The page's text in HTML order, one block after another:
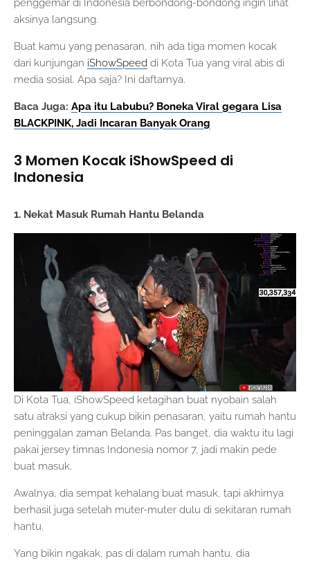
penggemar di Indonesia berbondong-bondong ingin lihat
aksinya langsung.
Buat kamu yang penasaran, nih ada tiga momen kocak
dari kunjungan iShowSpeed di Kota Tua yang viral abis di
media sosial. Apa saja? Ini daftarnya.
Baca Juga: Apa itu Labubu? Boneka Viral gegara Lisa
BLACKPINK, Jadi Incaran Banyak Orang
3 Momen Kocak iShowSpeed di
Indonesia
1. Nekat Masuk Rumah Hantu Belanda
Di Kota Tua, iShowSpeed ketagihan buat nyobain salah
satu atraksi yang cukup bikin penasaran, yaitu rumah hantu
peninggalan zaman Belanda. Pas banget, dia waktu itu lagi
pakai jersey timnas Indonesia nomor 7, jadi makin pede
buat masuk.
Awalnya, dia sempat kehalang buat masuk, tapi akhirnya
berhasil juga setelah muter-muter dulu di sekitaran rumah
hantu.
Yang bikin ngakak, pas di dalam rumah hantu, dia